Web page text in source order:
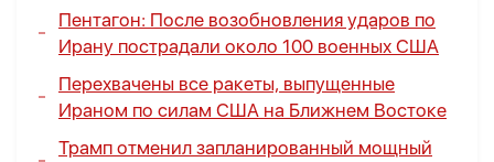
Пентагон: После возобновления ударов по
Ирану пострадали около 100 военных США
Перехвачены все ракеты, выпущенные
Ираном по силам США на Ближнем Востоке
Трамп отменил запланированный мощный